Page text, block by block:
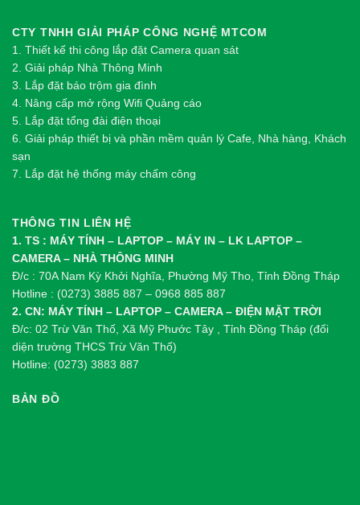
CTY TNHH GIẢI PHÁP CÔNG NGHỆ MTCOM
1. Thiết kế thi công lắp đặt Camera quan sát
2. Giải pháp Nhà Thông Minh
3. Lắp đặt báo trộm gia đình
4. Nâng cấp mở rộng Wifi Quảng cáo
5. Lắp đặt tổng đài điện thoại
6. Giải pháp thiết bị và phần mềm quản lý Cafe, Nhà hàng, Khách
sạn
7. Lắp đặt hệ thống máy chấm công
THÔNG TIN LIÊN HỆ
1. TS : MÁY TÍNH – LAPTOP – MÁY IN – LK LAPTOP –
CAMERA – NHÀ THÔNG MINH
Đ/c : 70A Nam Kỳ Khởi Nghĩa, Phường Mỹ Tho, Tỉnh Đồng Tháp
Hotline : (0273) 3885 887 – 0968 885 887
2. CN: MÁY TÍNH – LAPTOP – CAMERA – ĐIỆN MẶT TRỜI
Đ/c: 02 Trừ Văn Thố, Xã Mỹ Phước Tây , Tỉnh Đồng Tháp (đối
diện trường THCS Trừ Văn Thố)
Hotline: (0273) 3883 887
BẢN ĐỒ